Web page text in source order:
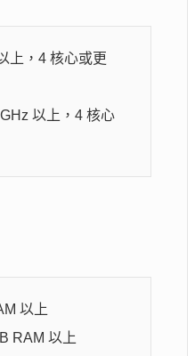
上，4 核心或更
以上，4 核心
以上
RAM 以上